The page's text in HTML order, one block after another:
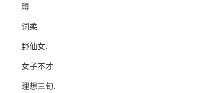
璕
词柔
野仙女.
女子不才
理想三旬.